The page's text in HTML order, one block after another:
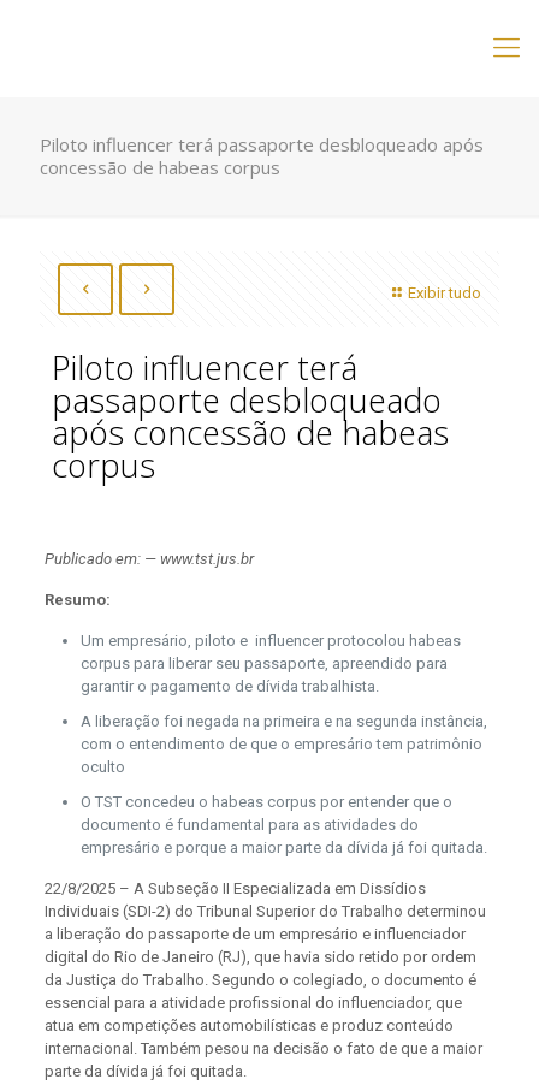
Piloto influencer terá passaporte desbloqueado após
concessão de habeas corpus
Exibir tudo
Piloto influencer terá
passaporte desbloqueado
após concessão de habeas
corpus
Publicado em: — www.tst.jus.br
Resumo:
Um empresário, piloto e influencer protocolou habeas
corpus para liberar seu passaporte, apreendido para
garantir o pagamento de dívida trabalhista.
A liberação foi negada na primeira e na segunda instância,
com o entendimento de que o empresário tem patrimônio
oculto
O TST concedeu o habeas corpus por entender que o
documento é fundamental para as atividades do
empresário e porque a maior parte da dívida já foi quitada.
22/8/2025 – A Subseção II Especializada em Dissídios
Individuais (SDI-2) do Tribunal Superior do Trabalho determinou
a liberação do passaporte de um empresário e influenciador
digital do Rio de Janeiro (RJ), que havia sido retido por ordem
da Justiça do Trabalho. Segundo o colegiado, o documento é
essencial para a atividade profissional do influenciador, que
atua em competições automobilísticas e produz conteúdo
internacional. Também pesou na decisão o fato de que a maior
parte da dívida já foi quitada.